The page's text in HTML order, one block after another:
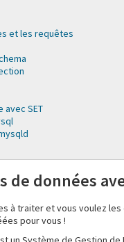
et les requêtes
SET
de données
à traiter et vous voulez
pour vous !